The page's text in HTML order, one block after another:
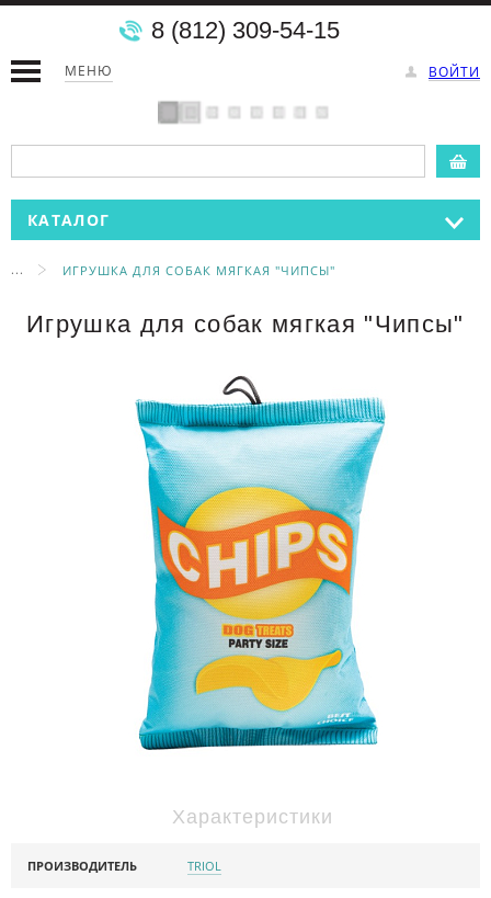
МЕНЮ ВОЙТИ
8 (812) 309-54-15
КАТАЛОГ
... ИГРУШКА ДЛЯ СОБАК МЯГКАЯ "ЧИПСЫ"
Игрушка для собак мягкая "Чипсы"
Характеристики
ПРОИЗВОДИТЕЛЬ TRIOL